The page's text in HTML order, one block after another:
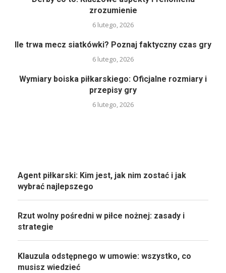
zrozumienie
6 lutego, 2026
Ile trwa mecz siatkówki? Poznaj faktyczny czas gry
6 lutego, 2026
Wymiary boiska piłkarskiego: Oficjalne rozmiary i
przepisy gry
6 lutego, 2026
Agent piłkarski: Kim jest, jak nim zostać i jak
wybrać najlepszego
Rzut wolny pośredni w piłce nożnej: zasady i
strategie
Klauzula odstępnego w umowie: wszystko, co
musisz wiedzieć